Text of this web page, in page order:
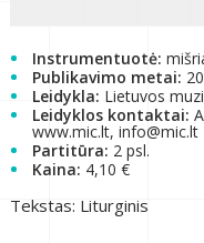
Instrumentuotė:
Publikavimo metai:
Leidykla: Lietuvos
Leidyklos kontaktai:
www.mic.lt, info@mic.lt
Partitūra: 2 psl.
Kaina: 4,10 €
Tekstas: Liturginis